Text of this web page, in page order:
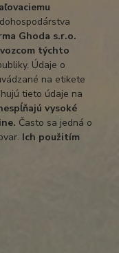
Ghoda s.r.o.
týchto
Údaje o
na etikete
tieto údaje na
vysoké
Často sa jedná o
Ich použitím